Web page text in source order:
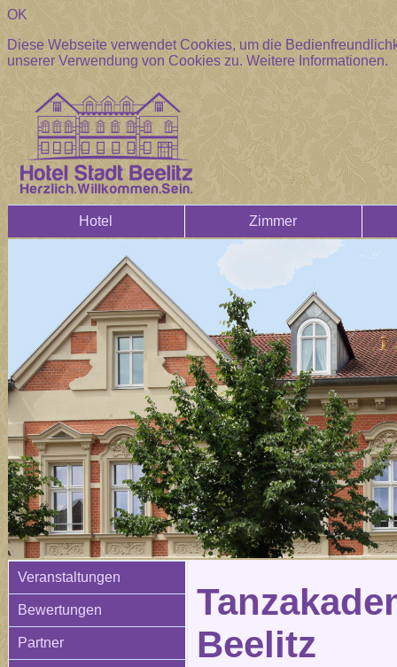
OK
Diese Webseite verwendet Cookies, um die
unserer Verwendung von Cookies zu.Weitere Informationen.
Hotel Zimmer
Veranstaltungen
Bewertungen
Partner
Beelitz